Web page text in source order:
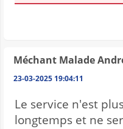
Méchant Malade
23-03-2025 19:04:11
Le service n'est
longtemps et ne